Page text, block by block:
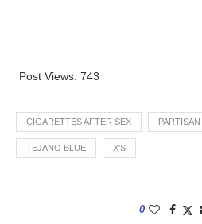
Post Views: 743
CIGARETTES AFTER SEX PARTISAN
TEJANO BLUE X'S
0